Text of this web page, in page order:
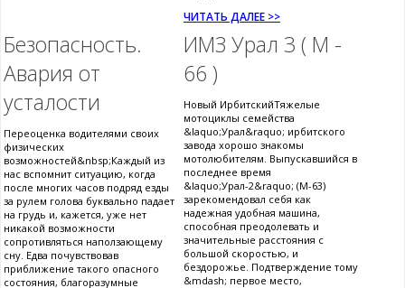
ЧИТАТЬ ДАЛЕЕ >>
Безопасность.
Авария от
усталости
Переоценка водителями своих
физических
возможностей&nbsp;Каждый из
нас вспомнит ситуацию, когда
после многих часов подряд езды
за рулем голова буквально падает
на грудь и, кажется, уже нет
никакой возможности
сопротивляться наползающему
сну. Едва почувствовав
приближение такого опасного
состояния, благоразумные
ИМЗ Урал 3 ( М -
66 )
Новый ИрбитскийТяжелые
мотоциклы семейства
&laquo;Урал&raquo; ирбитского
завода хорошо знакомы
мотолюбителям. Выпускавшийся в
последнее время
&laquo;Урал-2&raquo; (М-63)
зарекомендовал себя как
надежная удобная машина,
способная преодолевать и
значительные расстояния с
большой скоростью, и
бездорожье. Подтверждение тому
&mdash; первое место,